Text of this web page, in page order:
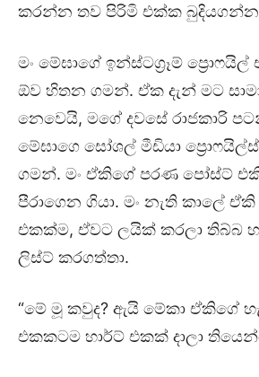
කරන්න තව පිරිමි එක්ක
මං මේඝාගේ ඉන්ස්ටග්‍රෑම්
ඕව හිතන ගමන්. ඒක දැන් මට
නෙවෙයි, මගේ දවසේ රාජකාරි
මේඝාගෙ සෝශල් මීඩියා
ගමන්. මං ඒකිගේ පරණ පෝස්ට්
පීරාගෙන ගියා. මං නැති කාලේ
එකක්ම, ඒවට ලයික් කරලා තිබ්බ
ලිස්ට් කරගත්තා.
“මේ මූ කවුද? ඇයි මේකා ඒකිගේ
එකකටම හාර්ට් එකක් දාලා